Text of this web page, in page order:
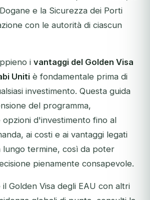
e la Sicurezza dei Porti
con le autorità di ciascun
i vantaggi del Golden Visa
Uniti è fondamentale prima di
investimento. Questa guida
del programma,
d'investimento fino al
ai costi e ai vantaggi legati
lungo termine, così da poter
pienamente consapevole.
Golden Visa degli EAU con altri